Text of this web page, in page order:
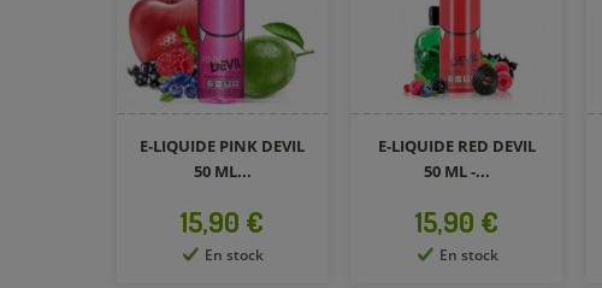
E-LIQUIDE PINK DEVIL
50 ML...
Prix
15,90 €
En stock
E-LIQUIDE RED DEVIL
50 ML -...
Prix
15,90 €
En stock